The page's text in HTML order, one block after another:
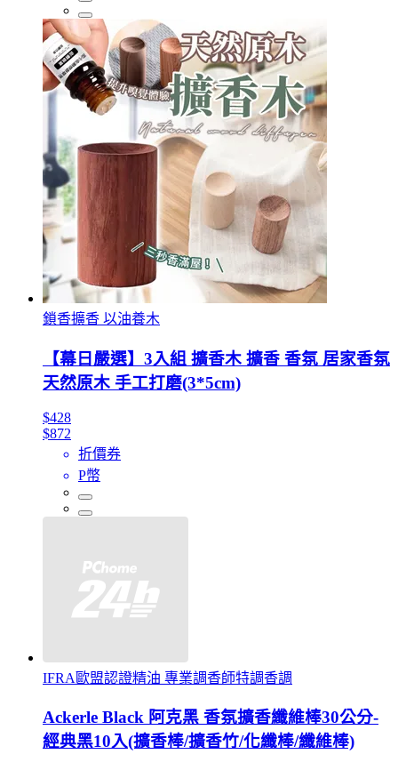
鎖香擴香 以油養木
【幕日嚴選】3入組 擴香木 擴香 香氛 居家香氛
天然原木 手工打磨(3*5cm)
$428
$872
折價券
P幣
IFRA歐盟認證精油 專業調香師特調香調
Ackerle Black 阿克黑 香氛擴香纖維棒30公分-
經典黑10入(擴香棒/擴香竹/化纖棒/纖維棒)